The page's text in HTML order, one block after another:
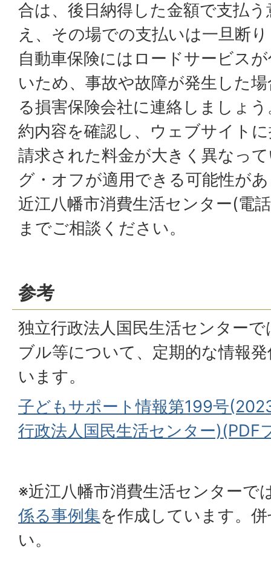
合は、後日納得した金額で支払
え、その場での支払いは一旦断
自動車保険にはロードサービス
いため、事故や故障が発生した
る損害保険会社に連絡しましょ
約内容を確認し、ウェブサイト
請求された料金が大きく異なっ
グ・オフが適用できる可能性が
近江八幡市消費生活センター(電
までご相談ください。
参考
独立行政法人国民生活センター
ブル等について、定期的な情報
います。
子どもサポート情報第199号
行政法人国民生活センター)(PDF
※近江八幡市消費生活センターで
係る事例集を作成しています。
い。